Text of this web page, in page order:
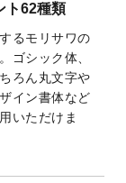
ンテンプレー
レートを追加
ンテンプレー
ダーデザイン
した。
ト62種類
るモリサワの
ゴシック体、
ろん丸文字や
イン書体など
いただけま